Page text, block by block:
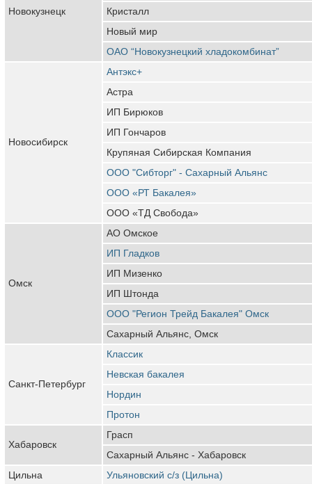
Новокузнецк
Кристалл
Новый мир
ОАО “Новокузнецкий хладокомбинат”
Новосибирск
Антэкс+
Астра
ИП Бирюков
ИП Гончаров
Крупяная Сибирская Компания
ООО "Сибторг" - Сахарный Альянс
ООО «РТ Бакалея»
ООО «ТД Свобода»
Омск
АО Омское
ИП Гладков
ИП Мизенко
ИП Штонда
ООО "Регион Трейд Бакалея" Омск
Сахарный Альянс, Омск
Санкт-Петербург
Классик
Невская бакалея
Нордин
Протон
Хабаровск
Грасп
Сахарный Альянс - Хабаровск
Цильна
Ульяновский с/з (Цильна)